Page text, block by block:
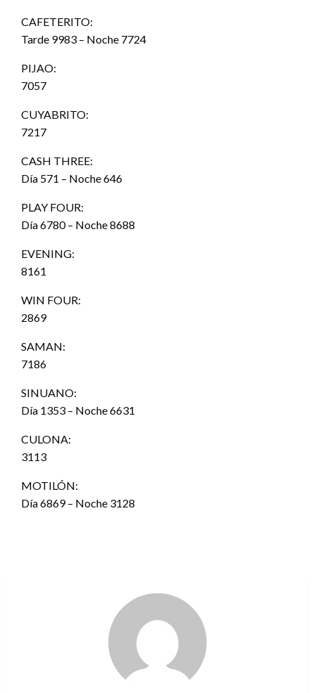
CAFETERITO:
Tarde 9983 – Noche 7724
PIJAO:
7057
CUYABRITO:
7217
CASH THREE:
Día 571 – Noche 646
PLAY FOUR:
Día 6780 – Noche 8688
EVENING:
8161
WIN FOUR:
2869
SAMAN:
7186
SINUANO:
Día 1353 – Noche 6631
CULONA:
3113
MOTILÓN:
Día 6869 – Noche 3128